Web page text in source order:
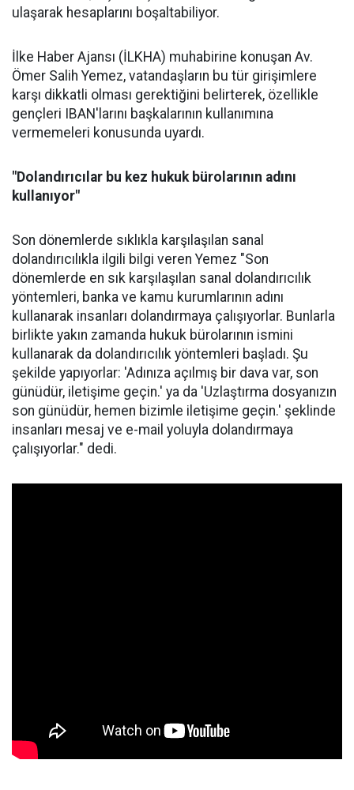
ulaşarak hesaplarını boşaltabiliyor.
İlke Haber Ajansı (İLKHA) muhabirine konuşan Av.
Ömer Salih Yemez, vatandaşların bu tür girişimlere
karşı dikkatli olması gerektiğini belirterek, özellikle
gençleri IBAN'larını başkalarının kullanımına
vermemeleri konusunda uyardı.
"Dolandırıcılar bu kez hukuk bürolarının adını
kullanıyor"
Son dönemlerde sıklıkla karşılaşılan sanal
dolandırıcılıkla ilgili bilgi veren Yemez "Son
dönemlerde en sık karşılaşılan sanal dolandırıcılık
yöntemleri, banka ve kamu kurumlarının adını
kullanarak insanları dolandırmaya çalışıyorlar. Bunlarla
birlikte yakın zamanda hukuk bürolarının ismini
kullanarak da dolandırıcılık yöntemleri başladı. Şu
şekilde yapıyorlar: 'Adınıza açılmış bir dava var, son
günüdür, iletişime geçin.' ya da 'Uzlaştırma dosyanızın
son günüdür, hemen bizimle iletişime geçin.' şeklinde
insanları mesaj ve e-mail yoluyla dolandırmaya
çalışıyorlar." dedi.